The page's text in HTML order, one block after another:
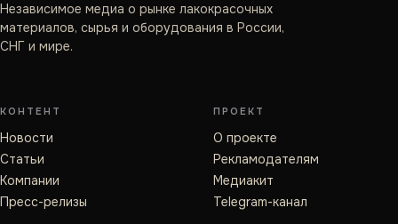
Независимое медиа о рынке лакокрасочных
материалов, сырья и оборудования в России,
СНГ и мире.
КОНТЕНТ
Новости
Статьи
Компании
Пресс-релизы
ПРОЕКТ
О проекте
Рекламодателям
Медиакит
Telegram-канал